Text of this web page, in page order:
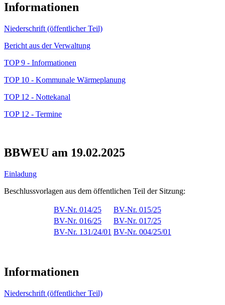
Informationen
Niederschrift (öffentlicher Teil)
Bericht aus der Verwaltung
TOP 9 - Informationen
TOP 10 - Kommunale Wärmeplanung
TOP 12 - Nottekanal
TOP 12 - Termine
BBWEU am 19.02.2025
Einladung
Beschlussvorlagen aus dem öffentlichen Teil der Sitzung:
BV-Nr. 014/25
BV-Nr. 015/25
BV-Nr. 016/25
BV-Nr. 017/25
BV-Nr. 131/24/01 BV-Nr. 004/25/01
Informationen
Niederschrift (öffentlicher Teil)